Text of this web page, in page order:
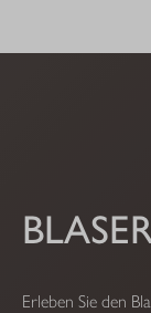
Erleben Sie den